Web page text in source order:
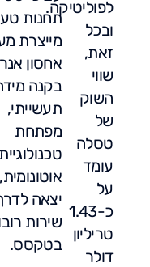
לפוליטיקה.
ובכל
זאת,
שווי
השוק
של
טסלה
עומד
על
כ-1.43
טריליון
דולר
תחנות
מייצרת
אחסון
בקנה
תעשייתי,
מפתחת
יצאה
שירות
בטקסס.